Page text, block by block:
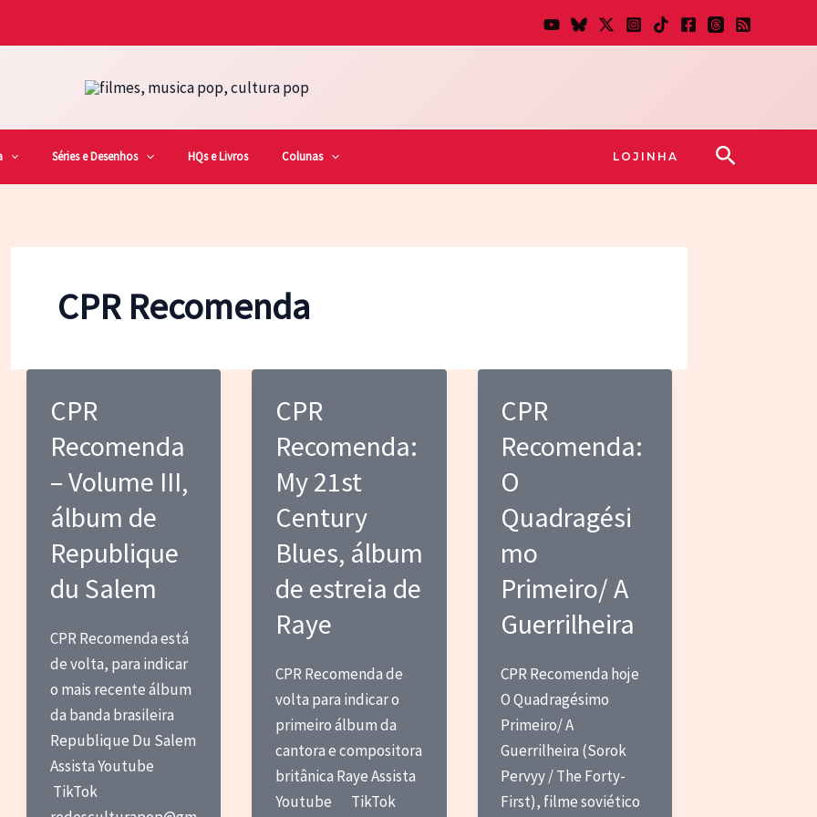
Séries e Desenhos HQs e Livros Colunas LOJINHA Pesquisar
CPR Recomenda
CPR
Recomenda
– Volume III,
álbum de
Republique
du Salem
CPR Recomenda está
de volta, para indicar
o mais recente álbum
da banda brasileira
Republique Du Salem
Assista Youtube
TikTok
CPR
Recomenda:
My 21st
Century
Blues, álbum
de estreia de
Raye
CPR Recomenda de
volta para indicar o
primeiro álbum da
cantora e compositora
britânica Raye Assista
Youtube TikTok
CPR
Recomenda:
O
Quadragési
mo
Primeiro/ A
Guerrilheira
CPR Recomenda hoje
O Quadragésimo
Primeiro/ A
Guerrilheira (Sorok
Pervyy / The Forty-
First), filme soviético